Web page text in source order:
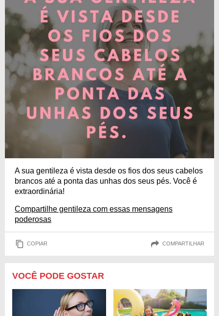
A sua gentileza é vista desde os fios dos seus cabelos
brancos até a ponta das unhas dos seus pés. Você é
extraordinária!
Compartilhe gentileza com essas mensagens
poderosas
COPIAR COMPARTILHAR
VOCÊ PODE GOSTAR